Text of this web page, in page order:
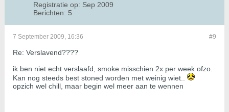
Registratie op: Sep 2009
Berichten: 5
#9
7 September 2009, 16:36
Re: Verslavend????
ik ben niet echt verslaafd, smoke misschien 2x per week ofzo.
Kan nog steeds best stoned worden met weinig wiet..
opzich wel chill, maar begin wel meer aan te wennen